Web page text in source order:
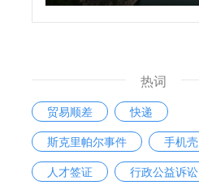
热词
贸易顺差
快递
斯克里帕尔事件
手机壳
人才签证
行政公益诉讼